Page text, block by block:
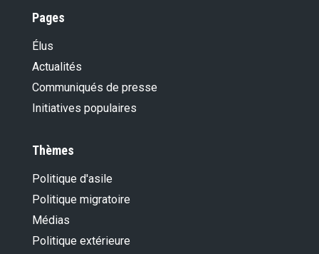
Pages
Élus
Actualités
Communiqués de presse
Initiatives populaires
Thèmes
Politique d'asile
Politique migratoire
Médias
Politique extérieure